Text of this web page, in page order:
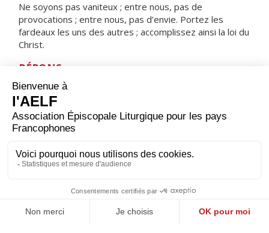
Ne soyons pas vaniteux ; entre nous, pas de
provocations ; entre nous, pas d’envie. Portez les
fardeaux les uns des autres ; accomplissez ainsi la loi du
Christ.
RÉPONS
V/ Qu’il est bon, qu’il est doux pour des frères,
de vivre ensemble et d’être unis.
ORAISON
Seigneur, foyer brûlant de charité, accorde-nous une
que tout et d’aimer nos frères à cause de toi. Par Jésus,